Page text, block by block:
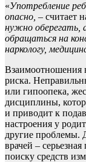
«Употребление
опасно, – считает
нужно оберегать,
обращаться на
наркологу,
Взаимоотношения
риска.
или гипоопека,
дисциплины,
и приводит к
настроения у
другие проблемы.
врачей –
поиску средств